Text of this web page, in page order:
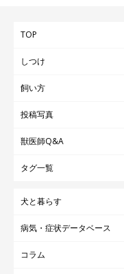
TOP
しつけ
飼い方
投稿写真
獣医師Q&A
タグ一覧
犬と暮らす
病気・症状データベース
コラム